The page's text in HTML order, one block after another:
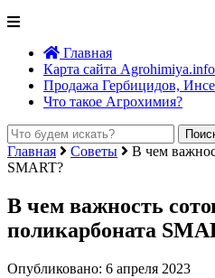
Главная
Карта сайта Agrohimiya.info
Продажа Гербицидов,
Что такое Агрохимия?
Главная Советы
В чем
SMART?
В чем важность
поликарбоната
Опубликовано: 6 апреля 2023